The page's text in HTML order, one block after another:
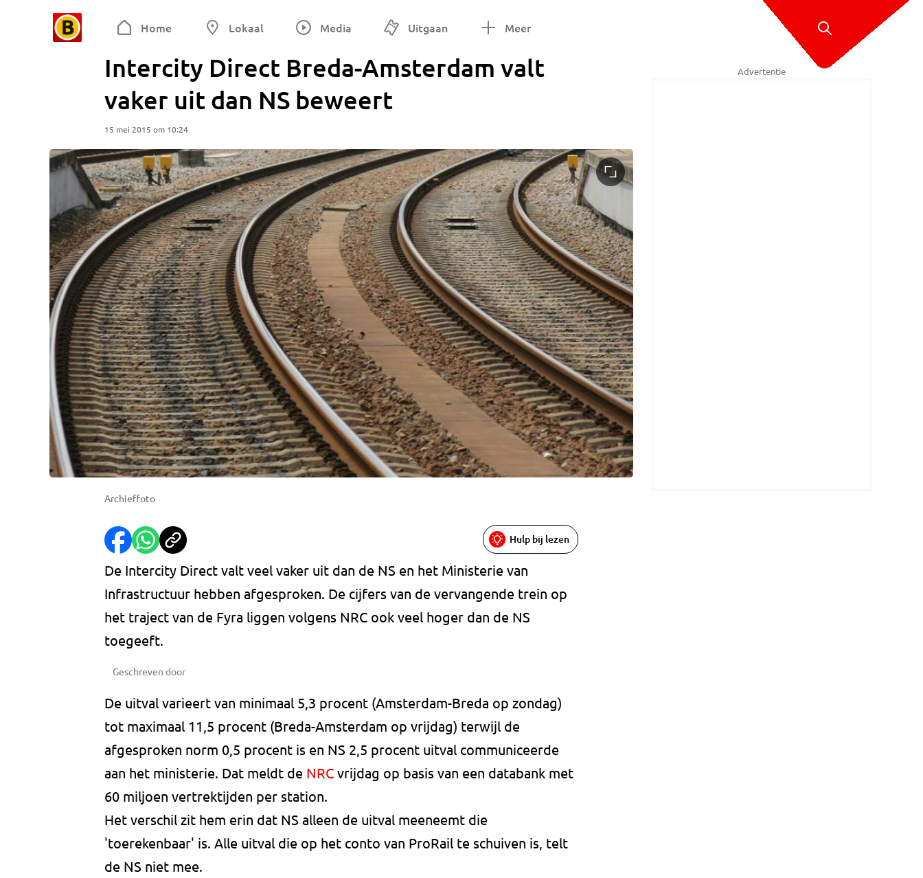
Home Lokaal Media Uitgaan Meer
Intercity Direct Breda-Amsterdam valt
vaker uit dan NS beweert
15 mei 2015 om 10:24
Archieffoto
Hulp bij lezen
De Intercity Direct valt veel vaker uit dan de NS en het Ministerie van
Infrastructuur hebben afgesproken. De cijfers van de vervangende trein op
het traject van de Fyra liggen volgens NRC ook veel hoger dan de NS
toegeeft.
Geschreven door
De uitval varieert van minimaal 5,3 procent (Amsterdam-Breda op zondag)
tot maximaal 11,5 procent (Breda-Amsterdam op vrijdag) terwijl de
afgesproken norm 0,5 procent is en NS 2,5 procent uitval communiceerde
aan het ministerie. Dat meldt de NRC vrijdag op basis van een databank met
60 miljoen vertrektijden per station.
Het verschil zit hem erin dat NS alleen de uitval meeneemt die
'toerekenbaar' is. Alle uitval die op het conto van ProRail te schuiven is, telt
de NS niet mee.
Advertentie